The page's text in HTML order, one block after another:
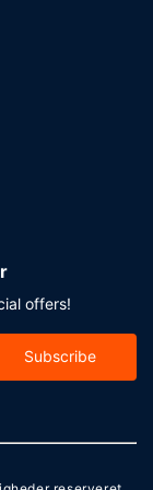
på
offers!
Subscribe